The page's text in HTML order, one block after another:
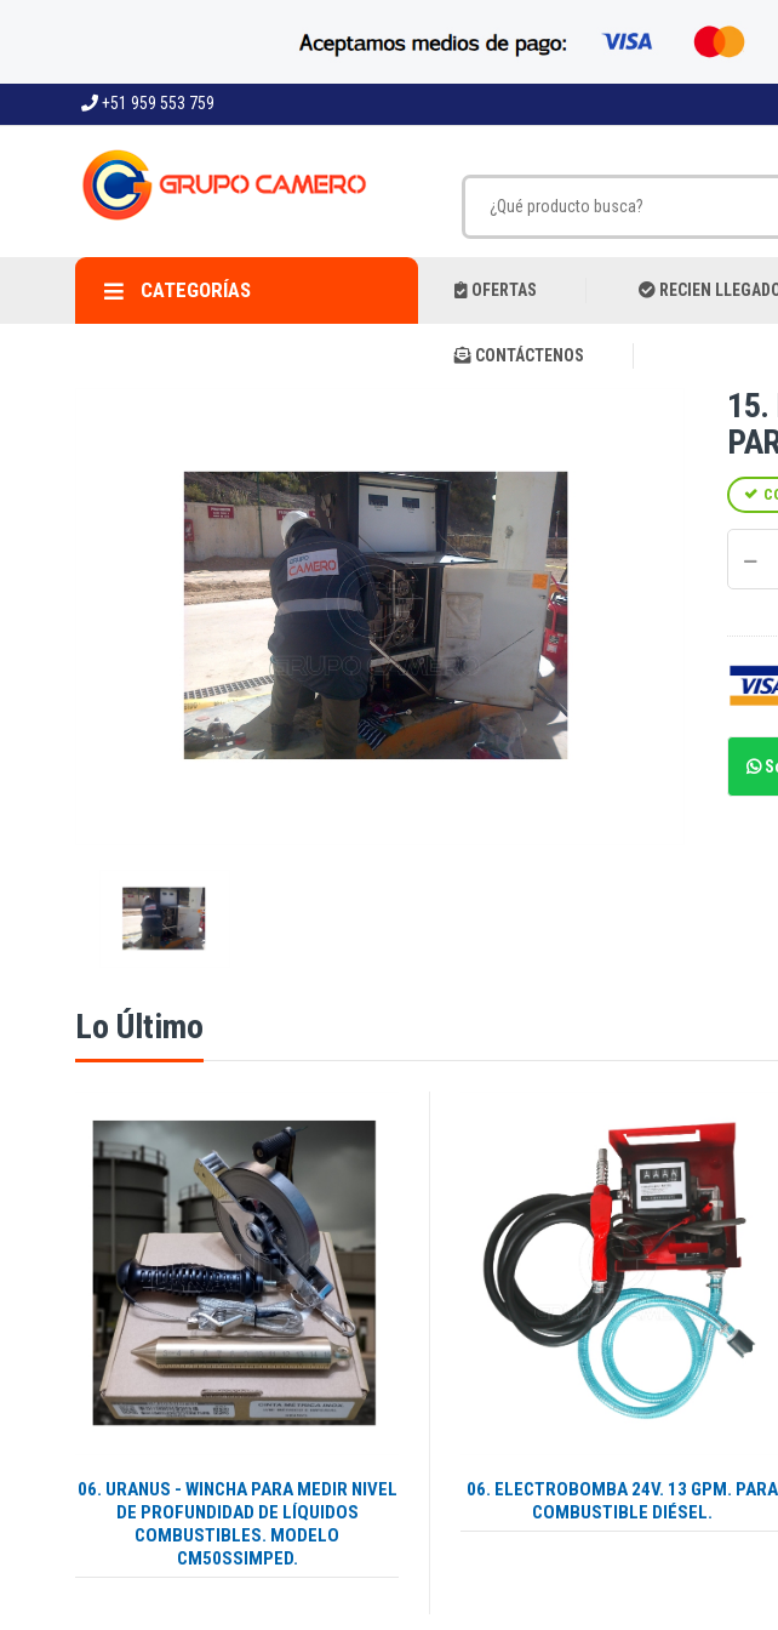
+51 959 553 759
CATEGORÍAS OFERTAS RECIEN
CONTÁCTENOS
15.
Lo Último
06. URANUS - WINCHA PARA MEDIR NIVEL
DE PROFUNDIDAD DE LÍQUIDOS
COMBUSTIBLES. MODELO
CM50SSIMPED.
06. ELECTROBOMBA 24V. 13 GPM. PARA
COMBUSTIBLE DIÉSEL.